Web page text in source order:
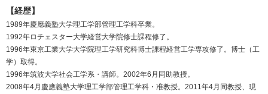
【経歴】
1989年慶應義塾大学理工学部管理工学科卒業。
1992年ロチェスター大学経営大学院修士課程修了。
1996年東京工業大学大学院理工学研究科博士課程経営工学専攻修了。博士（工
学）取得。
1996年筑波大学社会工学系・講師。2002年6月同助教授。
2008年4月慶應義塾大学理工学部管理工学科・准教授。2011年4月同教授、現